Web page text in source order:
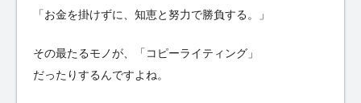
「お金を掛けずに、知恵と努力で勝負する。」
その最たるモノが、「コピーライティング」
だったりするんですよね。